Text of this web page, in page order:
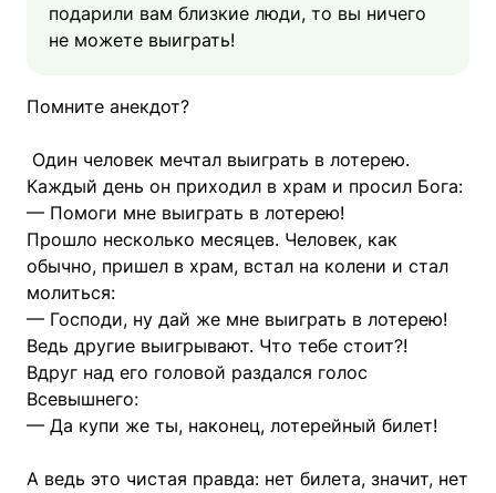
подарили вам близкие люди, то вы ничего
не можете выиграть!
Помните анекдот?
Один человек мечтал выиграть в лотерею.
Каждый день он приходил в храм и просил Бога:
— Помоги мне выиграть в лотерею!
Прошло несколько месяцев. Человек, как
обычно, пришел в храм, встал на колени и стал
молиться:
— Господи, ну дай же мне выиграть в лотерею!
Ведь другие выигрывают. Что тебе стоит?!
Вдруг над его головой раздался голос
Всевышнего:
— Да купи же ты, наконец, лотерейный билет!
А ведь это чистая правда: нет билета, значит, нет